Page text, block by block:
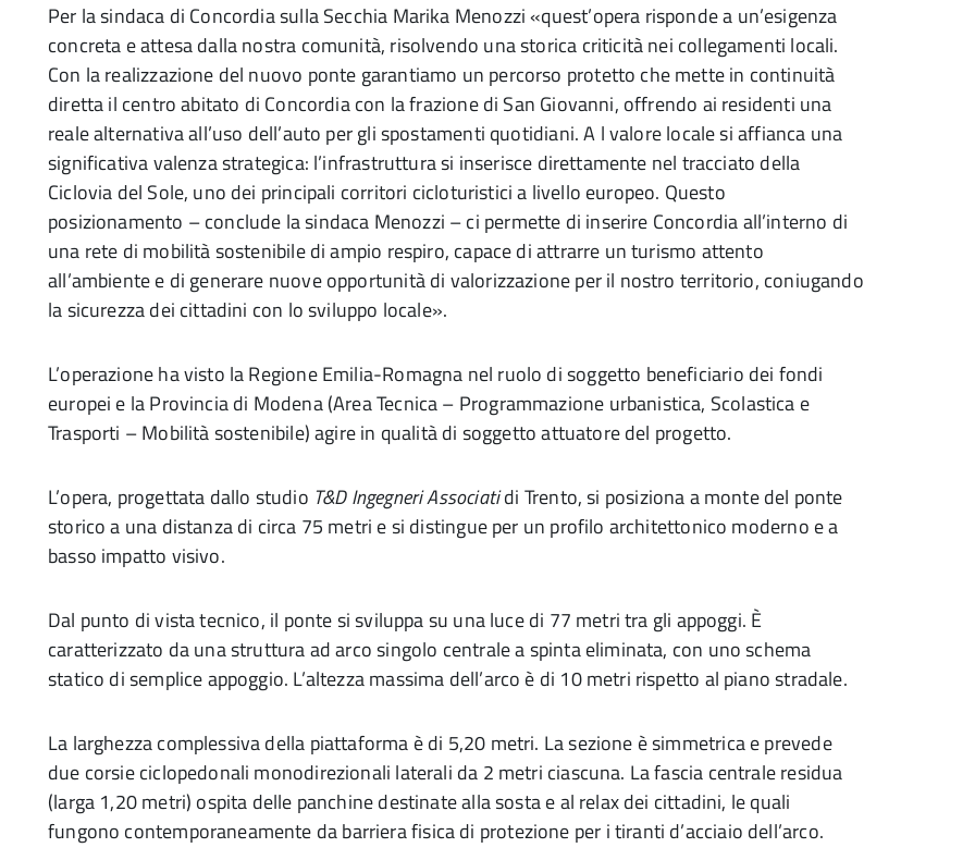
Per la sindaca di Concordia sulla Secchia Marika Menozzi «quest’opera risponde a un’esigenza
concreta e attesa dalla nostra comunità, risolvendo una storica criticità nei collegamenti locali.
Con la realizzazione del nuovo ponte garantiamo un percorso protetto che mette in continuità
diretta il centro abitato di Concordia con la frazione di San Giovanni, offrendo ai residenti una
reale alternativa all’uso dell’auto per gli spostamenti quotidiani. A l valore locale si affianca una
significativa valenza strategica: l’infrastruttura si inserisce direttamente nel tracciato della
Ciclovia del Sole, uno dei principali corritori cicloturistici a livello europeo. Questo
posizionamento – conclude la sindaca Menozzi – ci permette di inserire Concordia all’interno di
una rete di mobilità sostenibile di ampio respiro, capace di attrarre un turismo attento
all’ambiente e di generare nuove opportunità di valorizzazione per il nostro territorio, coniugando
la sicurezza dei cittadini con lo sviluppo locale».
L’operazione ha visto la Regione Emilia-Romagna nel ruolo di soggetto beneficiario dei fondi
europei e la Provincia di Modena (Area Tecnica – Programmazione urbanistica, Scolastica e
Trasporti – Mobilità sostenibile) agire in qualità di soggetto attuatore del progetto.
L’opera, progettata dallo studio T&D Ingegneri Associatidi Trento, si posiziona a monte del ponte
storico a una distanza di circa 75 metri e si distingue per un profilo architettonico moderno e a
basso impatto visivo.
Dal punto di vista tecnico, il ponte si sviluppa su una luce di 77 metri tra gli appoggi. È
caratterizzato da una struttura ad arco singolo centrale a spinta eliminata, con uno schema
statico di semplice appoggio. L’altezza massima dell’arco è di 10 metri rispetto al piano stradale.
La larghezza complessiva della piattaforma è di 5,20 metri. La sezione è simmetrica e prevede
due corsie ciclopedonali monodirezionali laterali da 2 metri ciascuna. La fascia centrale residua
(larga 1,20 metri) ospita delle panchine destinate alla sosta e al relax dei cittadini, le quali
fungono contemporaneamente da barriera fisica di protezione per i tiranti d’acciaio dell’arco.